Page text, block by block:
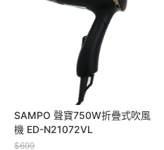
SAMPO 聲寶750W折疊式吹風
機 ED-N21072VL
$699